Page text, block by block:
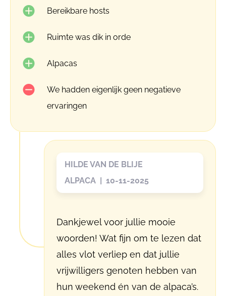
Bereikbare hosts
Ruimte was dik in orde
Alpacas
We hadden eigenlijk geen negatieve
ervaringen
HILDE VAN DE BLIJE
ALPACA | 10-11-2025
Dankjewel voor jullie mooie
woorden! Wat fijn om te lezen dat
alles vlot verliep en dat jullie
vrijwilligers genoten hebben van
hun weekend én van de alpaca’s.